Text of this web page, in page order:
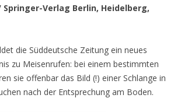
Verlag Berlin, Heidelberg,
die Süddeutsche Zeitung ein neues
zu Meisenrufen: bei einem bestimmten
sie offenbar das Bild (!) einer Schlange in
nach der Entsprechung am Boden.